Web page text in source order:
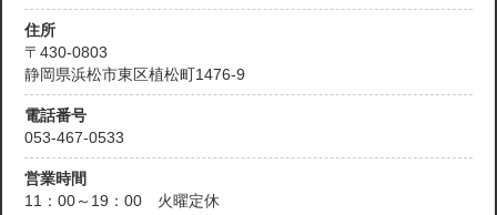
住所
〒430-0803
静岡県浜松市東区植松町1476-9
電話番号
053-467-0533
営業時間
11：00～19：00 火曜定休